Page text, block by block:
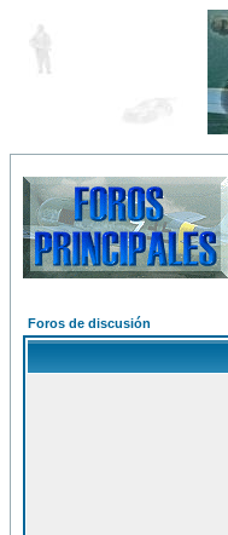
Foros de discusión